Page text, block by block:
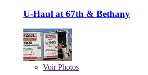
U-Haul at 67th & Bethany
VoirPhotos